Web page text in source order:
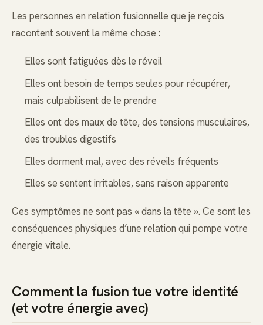
Les personnes en relation fusionnelle que je reçois
racontent souvent la même chose :
Elles sont fatiguées dès le réveil
Elles ont besoin de temps seules pour récupérer,
mais culpabilisent de le prendre
Elles ont des maux de tête, des tensions musculaires,
des troubles digestifs
Elles dorment mal, avec des réveils fréquents
Elles se sentent irritables, sans raison apparente
Ces symptômes ne sont pas « dans la tête ». Ce sont les
conséquences physiques d’une relation qui pompe votre
énergie vitale.
Comment la fusion tue votre identité
(et votre énergie avec)